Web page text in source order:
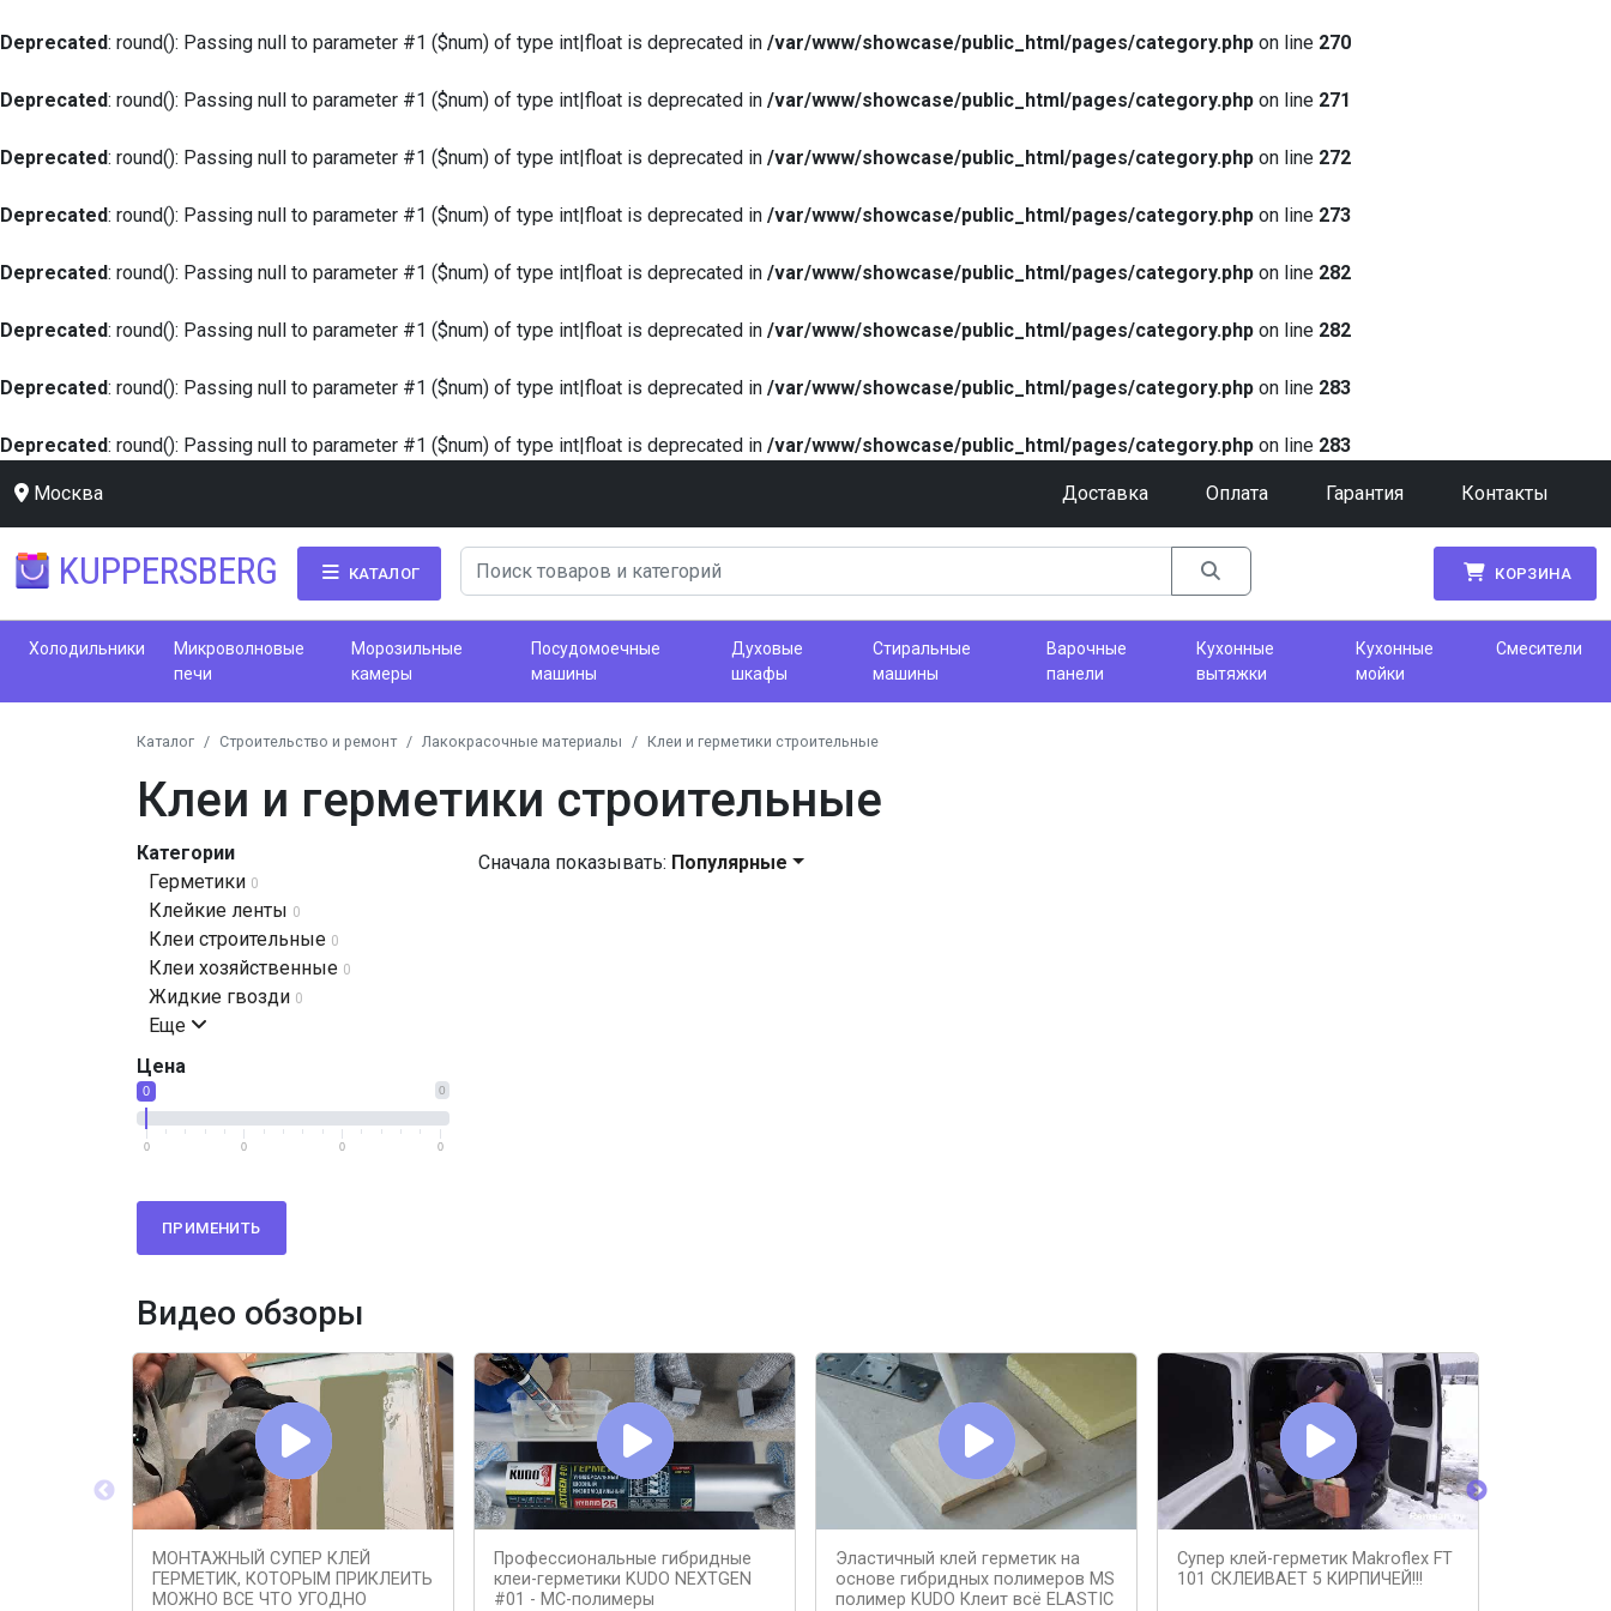
Deprecated: round(): Passing null to parameter #1 ($num) of type int|float is deprecated in /var/www/showcase/public_html/pages/category.php on line 270
Deprecated: round(): Passing null to parameter #1 ($num) of type int|float is deprecated in /var/www/showcase/public_html/pages/category.php on line 271
Deprecated: round(): Passing null to parameter #1 ($num) of type int|float is deprecated in /var/www/showcase/public_html/pages/category.php on line 272
Deprecated: round(): Passing null to parameter #1 ($num) of type int|float is deprecated in /var/www/showcase/public_html/pages/category.php on line 273
Deprecated: round(): Passing null to parameter #1 ($num) of type int|float is deprecated in /var/www/showcase/public_html/pages/category.php on line 282
Deprecated: round(): Passing null to parameter #1 ($num) of type int|float is deprecated in /var/www/showcase/public_html/pages/category.php on line 282
Deprecated: round(): Passing null to parameter #1 ($num) of type int|float is deprecated in /var/www/showcase/public_html/pages/category.php on line 283
Deprecated: round(): Passing null to parameter #1 ($num) of type int|float is deprecated in /var/www/showcase/public_html/pages/category.php on line 283
Москва Доставка Оплата Гарантия Контакты
KUPPERSBERG КАТАЛОГ КОРЗИНА
Холодильники
Микроволновые
печи
Морозильные
камеры
Посудомоечные
машины
Духовые
шкафы
Стиральные
машины
Варочные
панели
Кухонные
вытяжки
Кухонные
мойки
Смесители
Каталог Строительство и ремонт Лакокрасочные материалы Клеи и герметики строительные
Клеи и герметики строительные
Категории
Герметики 0
Клейкие ленты 0
Клеи строительные 0
Клеи хозяйственные 0
Жидкие гвозди 0
Еще
Цена
0
0
0 0 0 0
ПРИМЕНИТЬ
Сначала показывать: Популярные
Видео обзоры
МОНТАЖНЫЙ СУПЕР КЛЕЙ
ГЕРМЕТИК, КОТОРЫМ ПРИКЛЕИТЬ
МОЖНО ВСЕ ЧТО УГОДНО
Профессиональные гибридные
клеи-герметики KUDO NEXTGEN
#01 - МС-полимеры
Эластичный клей герметик на
основе гибридных полимеров MS
полимер KUDO Клеит всё ELASTIC
Супер клей-герметик Makroflex FT
101 СКЛЕИВАЕТ 5 КИРПИЧЕЙ!!!